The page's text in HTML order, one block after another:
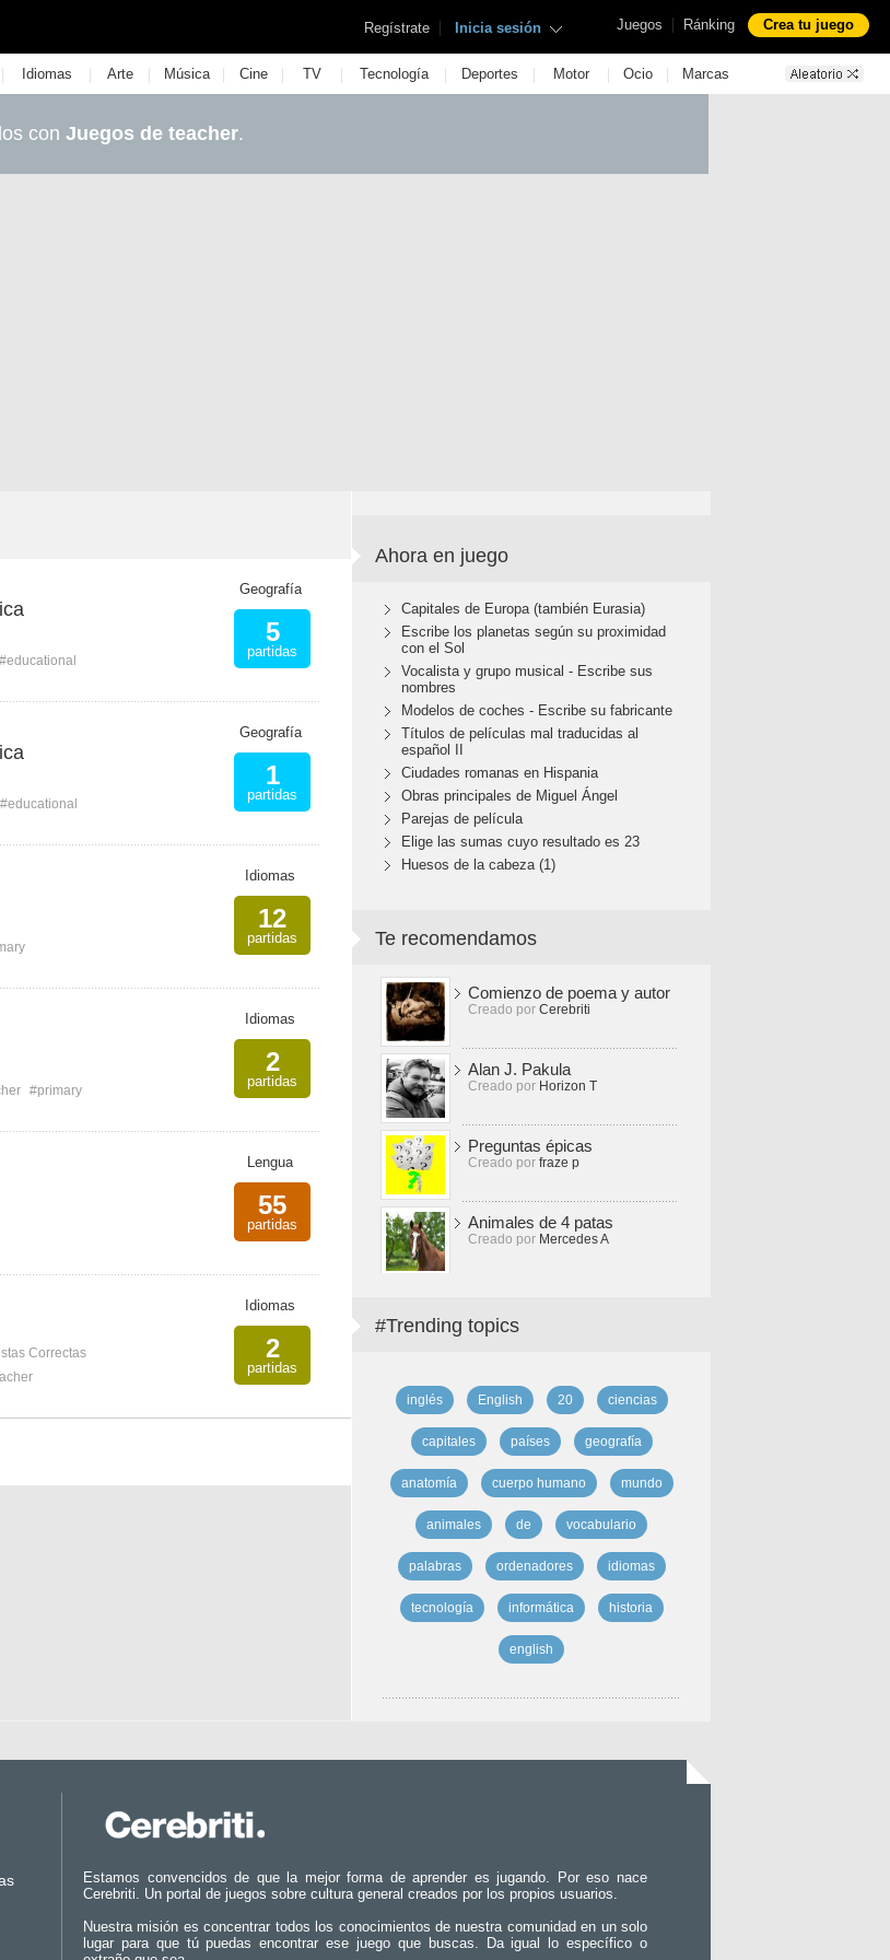
Juegos | Ránking Crea tu juego
Regístrate | Inicia sesión
| Idiomas | Arte | Música | Cine | TV | Tecnología | Deportes | Motor | Ocio | Marcas
con Juegos de teacher.
#educational
Geografía
5
partidas
#educational
Geografía
1
partidas
Idiomas
12
partidas
#primary
Idiomas
2
partidas
Lengua
55
partidas
Correctas
Idiomas
2
partidas
Ahora en juego
Capitales de Europa (también Eurasia)
Escribe los planetas según su proximidad
con el Sol
Vocalista y grupo musical - Escribe sus
nombres
Modelos de coches - Escribe su fabricante
Títulos de películas mal traducidas al
español II
Ciudades romanas en Hispania
Obras principales de Miguel Ángel
Parejas de película
Elige las sumas cuyo resultado es 23
Huesos de la cabeza (1)
Te recomendamos
Comienzo de poema y autor
Creado por Cerebriti
Alan J. Pakula
Creado por Horizon T
Preguntas épicas
Creado por fraze p
Animales de 4 patas
Creado por Mercedes A
#Trending topics
inglés English 20 ciencias
capitales países geografía
anatomía cuerpo humano mundo
animales de vocabulario
palabras ordenadores idiomas
tecnología informática historia
english
Estamos convencidos de que la mejor forma de aprender es jugando. Por eso nace
Cerebriti. Un portal de juegos sobre cultura general creados por los propios usuarios.
Nuestra misión es concentrar todos los conocimientos de nuestra comunidad en un solo
lugar para que tú puedas encontrar ese juego que buscas. Da igual lo específico o